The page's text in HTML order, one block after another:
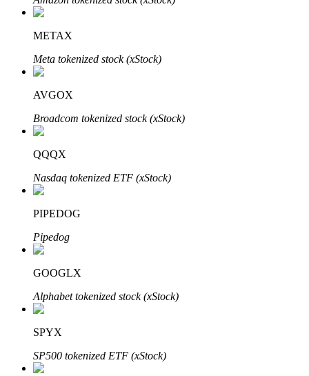
เรียนรู้เกี่ยวกับการสร้างรายได้แบบพาสซีฟ
Bitrue
พันธมิตร Bitrue
พันธมิตร Bitrue
METAX
Meta tokenized stock (xStock)
AVGOX
Broadcom tokenized stock (xStock)
QQQX
Nasdaq tokenized ETF (xStock)
PIPEDOG
Pipedog
GOOGLX
Alphabet tokenized stock (xStock)
SPYX
SP500 tokenized ETF (xStock)